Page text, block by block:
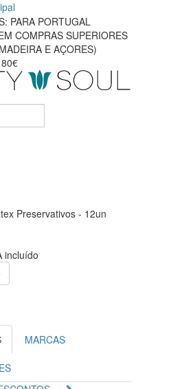
PARA PORTUGAL
COMPRAS SUPERIORES
E AÇORES)
Preservativos - 12un
incluído
MARCAS